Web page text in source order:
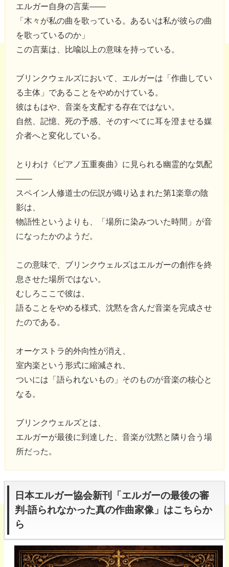
エルガー自身の言葉――
「木々が私の曲を歌っている。あるいは私が彼らの曲
を歌っているのか」
この言葉は、比喩以上の意味を持っている。
ブリンクウェルズにおいて、エルガーは「作曲してい
る主体」であることをやめかけている。
彼はもはや、音楽を支配する存在ではない。
自然、記憶、死の予感、そのすべてに耳を澄ませる媒
介者へと変化している。
とりわけ《ピアノ五重奏曲》に見られる幽霊的な気配
――
スペイン人修道士の伝説が織り込まれた第1楽章の陰
影は、
物語性というよりも、「場所に染みついた時間」が音
になったかのようだ。
この意味で、ブリンクウェルズはエルガーの創作を終
息させた場所ではない。
むしろここで彼は、
語ることをやめる様式、沈黙を含んだ音楽を完成させ
たのである。
オーケストラ的外向性が消え、
室内楽という形式に縮減され、
ついには「語られないもの」そのものが音楽の核心と
なる。
ブリンクウェルズとは、
エルガーが最後に到達した、音楽が沈黙と隣り合う場
所だった。
日本エルガー協会新刊「エルガーの最後の審
判-語られなかった真の作曲家像」はこちらか
ら